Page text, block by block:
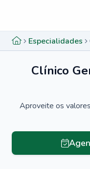
Especialidades
Clínico
Aproveite os